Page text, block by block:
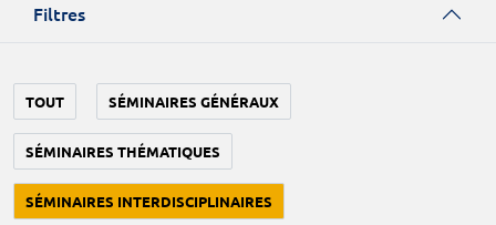
Filtres
TOUT SÉMINAIRES GÉNÉRAUX
SÉMINAIRES THÉMATIQUES
SÉMINAIRES INTERDISCIPLINAIRES